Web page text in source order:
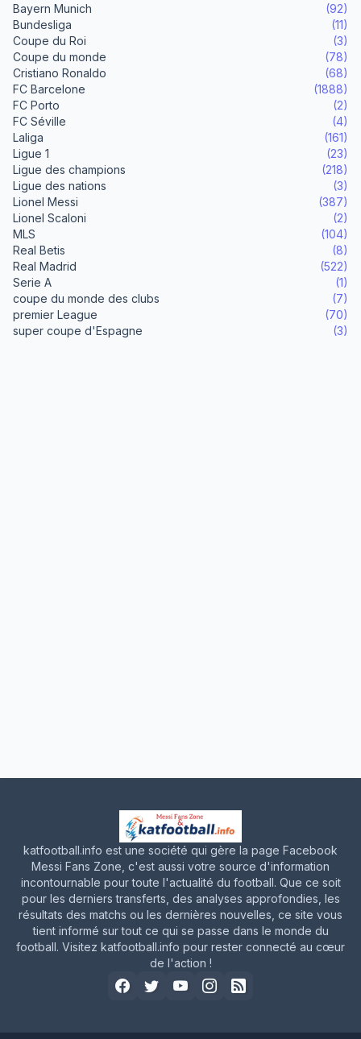
Bayern Munich
(92)
Bundesliga
(11)
Coupe du Roi
(3)
Coupe du monde
(78)
Cristiano Ronaldo
(68)
FC Barcelone
(1888)
FC Porto
(2)
FC Séville
(4)
Laliga
(161)
Ligue 1
(23)
Ligue des champions
(218)
Ligue des nations
(3)
Lionel Messi
(387)
Lionel Scaloni
(2)
MLS
(104)
Real Betis
(8)
Real Madrid
(522)
Serie A
(1)
coupe du monde des clubs
(7)
premier League
(70)
super coupe d'Espagne
(3)
katfootball.info est une société qui gère la page Facebook
Messi Fans Zone, c'est aussi votre source d'information
incontournable pour toute l'actualité du football. Que ce soit
pour les derniers transferts, des analyses approfondies, les
résultats des matchs ou les dernières nouvelles, ce site vous
tient informé sur tout ce qui se passe dans le monde du
football. Visitez katfootball.info pour rester connecté au cœur
de l'action !